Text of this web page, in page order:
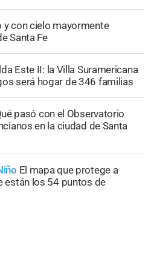
y con cielo mayormente
Santa Fe
Este II: la Villa Suramericana
será hogar de 346 familias
pasó con el Observatorio
en la ciudad de Santa
El mapa que protege a
están los 54 puntos de